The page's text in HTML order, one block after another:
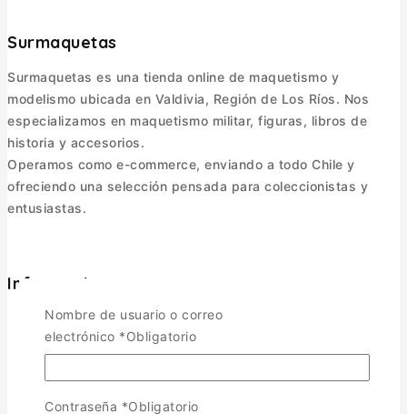
Surmaquetas
Surmaquetas es una tienda online de maquetismo y
modelismo ubicada en Valdivia, Región de Los Ríos. Nos
especializamos en maquetismo militar, figuras, libros de
historia y accesorios.
Operamos como e-commerce, enviando a todo Chile y
ofreciendo una selección pensada para coleccionistas y
entusiastas.
Informacion
Política de Envíos
Cambios y Devoluciones
Términos y Condiciones
Nombre de usuario o correo
electrónico *Obligatorio
Contraseña *Obligatorio